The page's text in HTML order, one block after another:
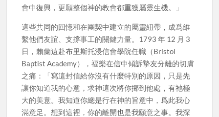
會中復興，更願整個神的教會都重獲屬靈生機。」
這些共同的回憶和在團契中建立的屬靈紐帶，成爲維
繫他們友誼、支撐事工的關鍵力量。1793 年 12 月 3
日，賴蘭遠赴布里斯托浸信會學院任職（Bristol
Baptist Academy），福樂在信中傾訴摯友分離的切膚
之痛：「寫這封信給你沒有什麼特別的原因，只是先
讓你知道我的心意，求神這次將你挪到他處，有祂極
大的美意。我知道你總是行在神的旨意中，爲此我心
滿意足。想到這裡，你的離開也是我願意之事。我深